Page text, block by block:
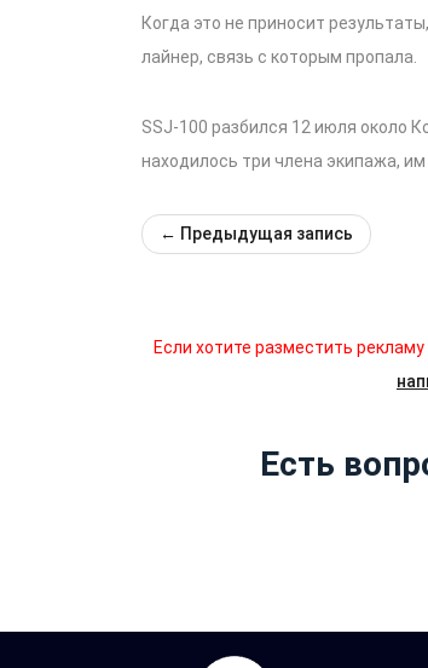
Когда это не приносит
лайнер, связь с которым пропала.
SSJ-100 разбился 12 июля около
находилось три члена экипажа,
← Предыдущая запись
Если хотите разместить
Есть